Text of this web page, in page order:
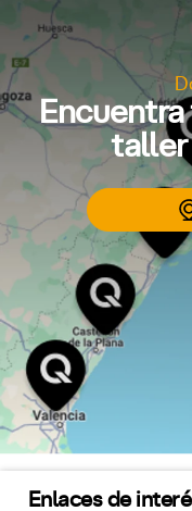
Encuentra
taller
Enlaces de